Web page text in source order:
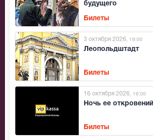
будущего
Билеты
Леопольдштадт
3 октября 2026 , 19:00
Билеты
Ночь ее откровений
16 октября 2026 , 19:00
Билеты